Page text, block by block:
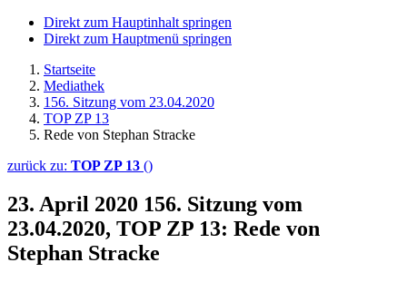
Direkt zum Hauptinhalt springen
Direkt zum Hauptmenü springen
Startseite
Mediathek
156. Sitzung vom 23.04.2020
TOP ZP 13
Rede von Stephan Stracke
zurück zu: TOP ZP 13 ()
23. April 2020 156. Sitzung vom
23.04.2020, TOP ZP 13: Rede von
Stephan Stracke